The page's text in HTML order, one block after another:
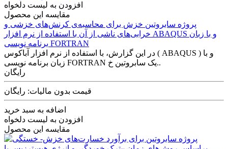
افزودن به لیست دلخواه
مقایسه این محصول
پروژه سابروتین خزش برای محاسبه‌ی کرنش‌های خزشی و
خرابی‌های ناشی از آن با استفاده از نرم افزار ABAQUS و با زبان
برنامه نویسی FORTRAN
در این گزارش، با استفاده از نرم افزار آباکوس ( ABAQUS ) و با
زبان برنامه نویسی FORTRAN یک سابروتین خ..
رایگان
قیمت بدون مالیات: رایگان
اضافه به سبد خرید
افزودن به لیست دلخواه
مقایسه این محصول